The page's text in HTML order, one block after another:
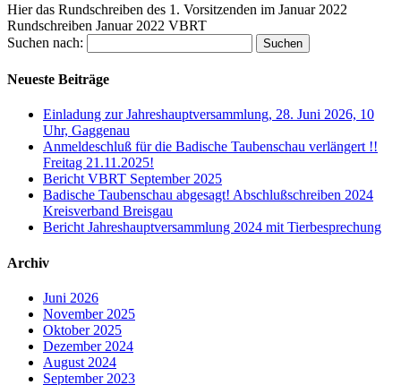
Hier das Rundschreiben des 1. Vorsitzenden im Januar 2022
Rundschreiben Januar 2022 VBRT
Suchen nach:
Neueste Beiträge
Einladung zur Jahreshauptversammlung, 28. Juni 2026, 10
Uhr, Gaggenau
Anmeldeschluß für die Badische Taubenschau verlängert !!
Freitag 21.11.2025!
Bericht VBRT September 2025
Badische Taubenschau abgesagt! Abschlußschreiben 2024
Kreisverband Breisgau
Bericht Jahreshauptversammlung 2024 mit Tierbesprechung
Archiv
Juni 2026
November 2025
Oktober 2025
Dezember 2024
August 2024
September 2023